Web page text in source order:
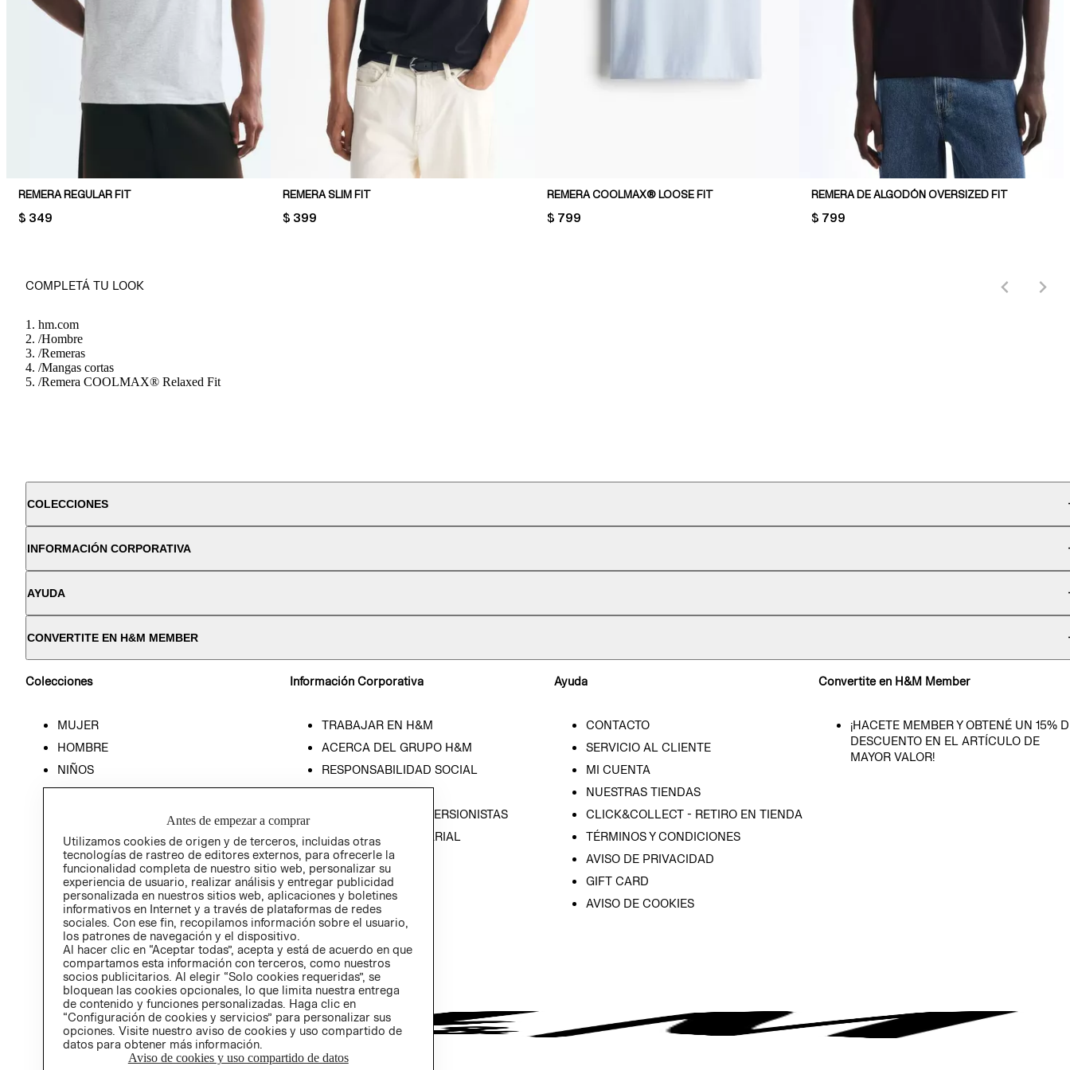
REMERA REGULAR FIT
PRICE:
$ 349
REMERA SLIM FIT
PRICE:
$ 399
REMERA COOLMAX® LOOSE FIT
PRICE:
$ 799
REMERA DE ALGODÓN OVERSIZED FIT
PRICE:
$ 799
COMPLETÁ TU LOOK
hm.com
/Hombre
/Remeras
/Mangas cortas
/Remera COOLMAX® Relaxed Fit
COLECCIONES
INFORMACIÓN CORPORATIVA
AYUDA
CONVERTITE EN H&M MEMBER
Colecciones
MUJER
HOMBRE
NIÑOS
HOME
Información Corporativa
TRABAJAR EN H&M
ACERCA DEL GRUPO H&M
RESPONSABILIDAD SOCIAL
PRENSA
RELACIÓN CON INVERSIONISTAS
POLÍTICA EMPRESARIAL
Ayuda
CONTACTO
SERVICIO AL CLIENTE
MI CUENTA
NUESTRAS TIENDAS
CLICK&COLLECT - RETIRO EN TIENDA
TÉRMINOS Y CONDICIONES
AVISO DE PRIVACIDAD
GIFT CARD
AVISO DE COOKIES
Convertite en H&M Member
¡HACETE MEMBER Y OBTENÉ UN 15%
DESCUENTO EN EL ARTÍCULO DE
MAYOR VALOR!
Antes de empezar a comprar
Utilizamos cookies de origen y de terceros, incluidas otras
tecnologías de rastreo de editores externos, para ofrecerle la
funcionalidad completa de nuestro sitio web, personalizar su
experiencia de usuario, realizar análisis y entregar publicidad
personalizada en nuestros sitios web, aplicaciones y boletines
informativos en Internet y a través de plataformas de redes
sociales. Con ese fin, recopilamos información sobre el usuario,
los patrones de navegación y el dispositivo.
Al hacer clic en “Aceptar todas”, acepta y está de acuerdo en que
compartamos esta información con terceros, como nuestros
socios publicitarios. Al elegir “Solo cookies requeridas”, se
bloquean las cookies opcionales, lo que limita nuestra entrega
de contenido y funciones personalizadas. Haga clic en
“Configuración de cookies y servicios” para personalizar sus
opciones. Visite nuestro aviso de cookies y uso compartido de
datos para obtener más información.
Aviso de cookies y uso compartido de datos